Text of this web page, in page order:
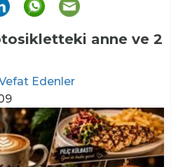
anne ve 2
Edenler